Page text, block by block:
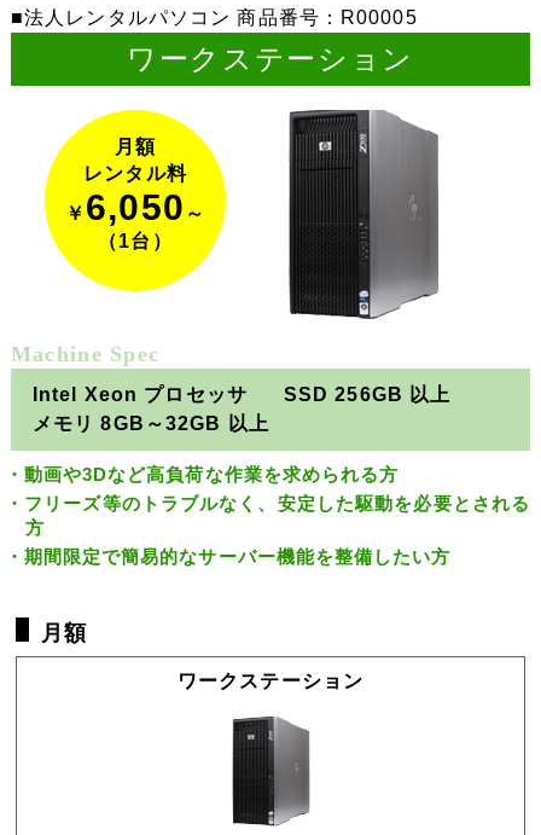
法人レンタルパソコン 商品番号：R00005
ワークステーション
月額
レンタル料
￥ 6,050 ～
（1台）
Machine Spec
Intel Xeon プロセッサ
SSD 256GB 以上
メモリ 8GB～32GB 以上
動画や3Dなど高負荷な作業を求められる方
フリーズ等のトラブルなく、安定した駆動を必要とされる
方
期間限定で簡易的なサーバー機能を整備したい方
月額
ワークステーション